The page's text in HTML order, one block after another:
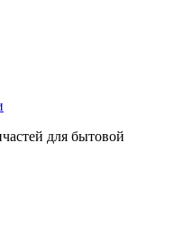
для бытовой